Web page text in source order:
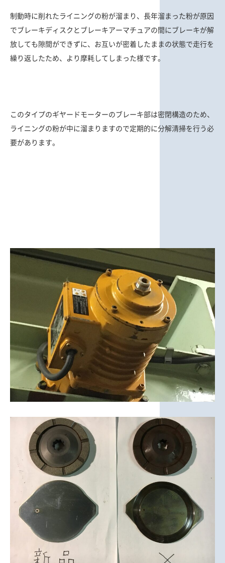
制動時に削れたライニングの粉が溜まり、長年溜まった粉が原因
でブレーキディスクとブレーキアーマチュアの間にブレーキが解
放しても隙間ができずに、お互いが密着したままの状態で走行を
繰り返したため、より摩耗してしまった様です。
このタイプのギヤードモーターのブレーキ部は密閉構造のため、
ライニングの粉が中に溜まりますので定期的に分解清掃を行う必
要があります。